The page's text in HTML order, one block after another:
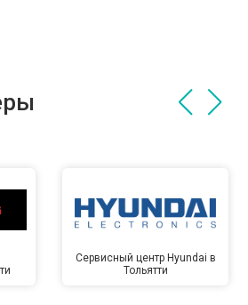
Сервисный центр Hyundai в
Тольятти